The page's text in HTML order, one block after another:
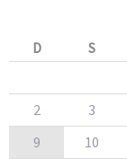
D
S
2
3
9
10